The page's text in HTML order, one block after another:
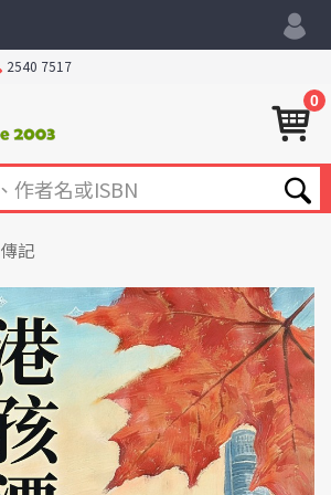
2540 7517
0
傳記